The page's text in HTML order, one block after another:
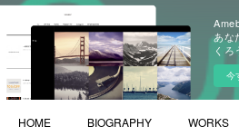
あな
くろ
今
HOME BIOGRAPHY WORKS